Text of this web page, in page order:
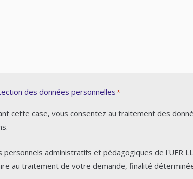
des données personnelles*
cette case, vous consentez au traitement des
personnels administratifs et pédagogiques de l'UFR
au traitement de votre demande, finalité